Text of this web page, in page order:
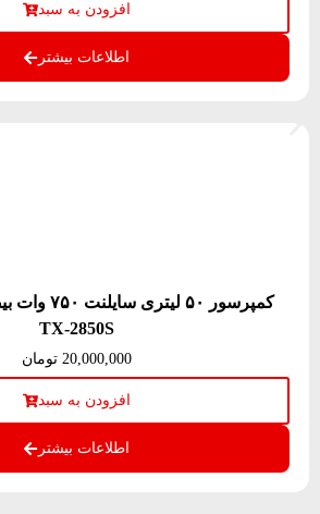
افزودن به سبد
اطلاعات بیشتر
کمپرسور ۵۰
TX-2850S
20,000,000 تومان
افزودن به سبد
اطلاعات بیشتر